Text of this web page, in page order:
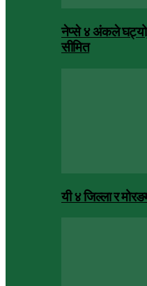
नेप्से ४ अंकले घट्यो,
सीमित
यी ४ जिल्ला र